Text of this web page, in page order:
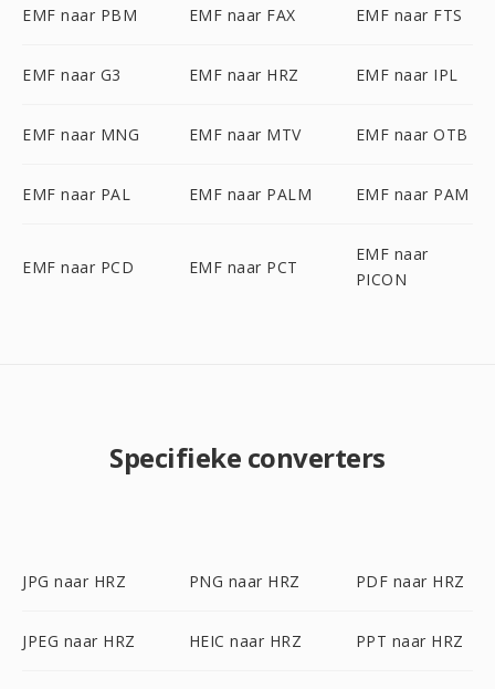
EMF naar PBM EMF naar FAX EMF naar FTS
EMF naar G3 EMF naar HRZ EMF naar IPL
EMF naar MNG EMF naar MTV EMF naar OTB
EMF naar PAL EMF naar PALM EMF naar PAM
EMF naar PCD EMF naar PCT
EMF naar
PICON
Specifieke converters
JPG naar HRZ PNG naar HRZ PDF naar HRZ
JPEG naar HRZ HEIC naar HRZ PPT naar HRZ